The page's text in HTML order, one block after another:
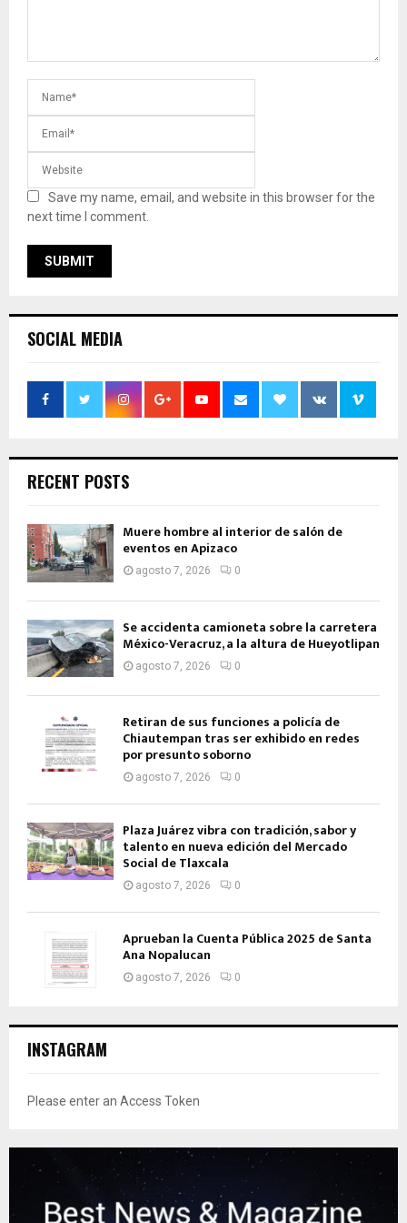
Save my name, email, and website in this browser for the
next time I comment.
SOCIAL MEDIA
RECENT POSTS
Muere hombre al interior de salón de
eventos en Apizaco
agosto 7, 2026 0
Se accidenta camioneta sobre la carretera
México-Veracruz, a la altura de Hueyotlipan
agosto 7, 2026 0
Retiran de sus funciones a policía de
Chiautempan tras ser exhibido en redes
por presunto soborno
agosto 7, 2026 0
Plaza Juárez vibra con tradición, sabor y
talento en nueva edición del Mercado
Social de Tlaxcala
agosto 7, 2026 0
Aprueban la Cuenta Pública 2025 de Santa
Ana Nopalucan
agosto 7, 2026 0
INSTAGRAM
Please enter an Access Token